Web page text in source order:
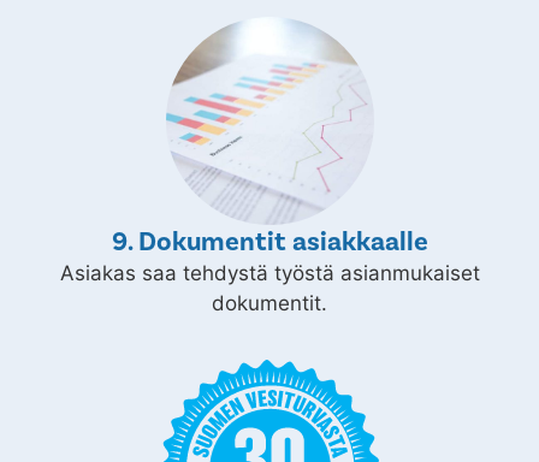
9. Dokumentit asiakkaalle
Asiakas saa tehdystä työstä asianmukaiset
dokumentit.